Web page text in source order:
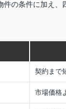
の条件に加え
契約まで
市場価格